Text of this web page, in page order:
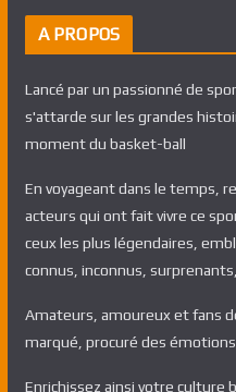
A PROPOS
Lancé par un passionné de
s'attarde sur les grandes
moment du basket-ball
En voyageant dans le temps,
acteurs qui ont fait vivre ce
ceux les plus légendaires,
connus, inconnus,
Amateurs, amoureux et fans
marqué, procuré des
Enrichissez ainsi votre culture